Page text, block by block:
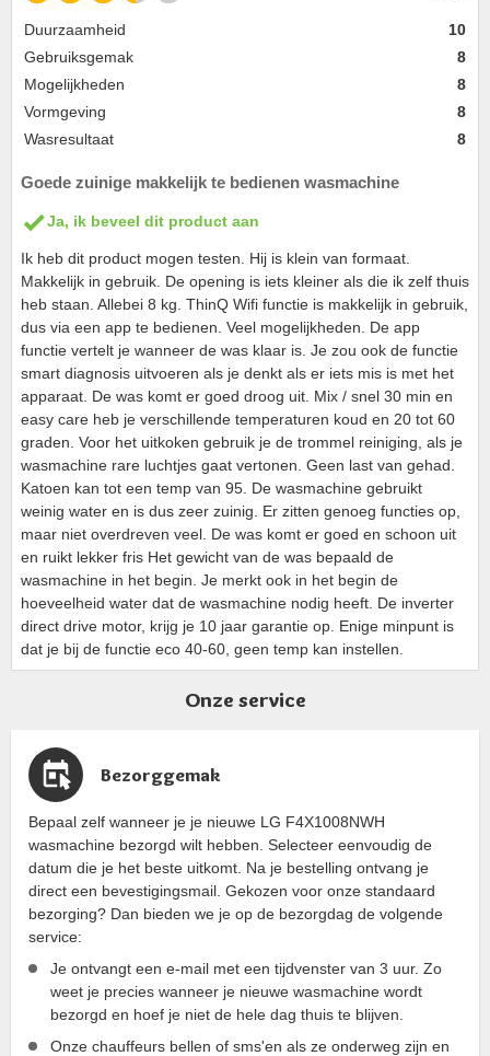
Duurzaamheid
10
Gebruiksgemak
8
Mogelijkheden
8
Vormgeving
8
Wasresultaat
8
Goede zuinige makkelijk te bedienen wasmachine
Ja, ik beveel dit product aan
Ik heb dit product mogen testen. Hij is klein van formaat.
Makkelijk in gebruik. De opening is iets kleiner als die ik zelf thuis
heb staan. Allebei 8 kg. ThinQ Wifi functie is makkelijk in gebruik,
dus via een app te bedienen. Veel mogelijkheden. De app
functie vertelt je wanneer de was klaar is. Je zou ook de functie
smart diagnosis uitvoeren als je denkt als er iets mis is met het
apparaat. De was komt er goed droog uit. Mix / snel 30 min en
easy care heb je verschillende temperaturen koud en 20 tot 60
graden. Voor het uitkoken gebruik je de trommel reiniging, als je
wasmachine rare luchtjes gaat vertonen. Geen last van gehad.
Katoen kan tot een temp van 95. De wasmachine gebruikt
weinig water en is dus zeer zuinig. Er zitten genoeg functies op,
maar niet overdreven veel. De was komt er goed en schoon uit
en ruikt lekker fris Het gewicht van de was bepaald de
wasmachine in het begin. Je merkt ook in het begin de
hoeveelheid water dat de wasmachine nodig heeft. De inverter
direct drive motor, krijg je 10 jaar garantie op. Enige minpunt is
dat je bij de functie eco 40-60, geen temp kan instellen.
Onze service
Bezorggemak
Bepaal zelf wanneer je je nieuwe LG F4X1008NWH
wasmachine bezorgd wilt hebben. Selecteer eenvoudig de
datum die je het beste uitkomt. Na je bestelling ontvang je
direct een bevestigingsmail. Gekozen voor onze standaard
bezorging? Dan bieden we je op de bezorgdag de volgende
service:
Je ontvangt een e-mail met een tijdvenster van 3 uur. Zo
weet je precies wanneer je nieuwe wasmachine wordt
bezorgd en hoef je niet de hele dag thuis te blijven.
Onze chauffeurs bellen of sms'en als ze onderweg zijn en